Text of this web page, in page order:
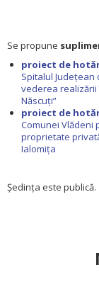
Se propune
proiect de
Spitalul Județean
vederea realizării
Născuți”
proiect de
Comunei Vlădeni
proprietate
Ialomița
Ședința este publică.